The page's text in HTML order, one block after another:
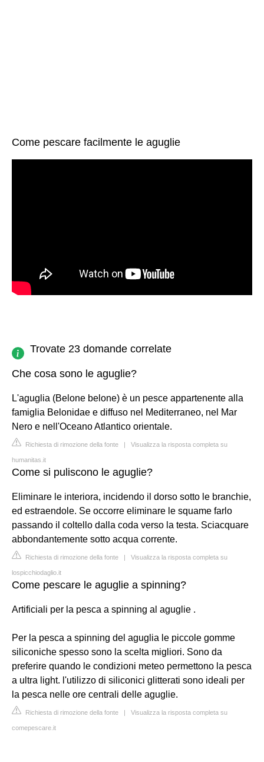
Come pescare facilmente le aguglie
Trovate 23 domande correlate
Che cosa sono le aguglie?
L'aguglia (Belone belone) è un pesce appartenente alla
famiglia Belonidae e diffuso nel Mediterraneo, nel Mar
Nero e nell'Oceano Atlantico orientale.
Richiesta di rimozione della fonte | Visualizza la risposta completa su
humanitas.it
Come si puliscono le aguglie?
Eliminare le interiora, incidendo il dorso sotto le branchie,
ed estraendole. Se occorre eliminare le squame farlo
passando il coltello dalla coda verso la testa. Sciacquare
abbondantemente sotto acqua corrente.
Richiesta di rimozione della fonte | Visualizza la risposta completa su
lospicchiodaglio.it
Come pescare le aguglie a spinning?
Artificiali per la pesca a spinning al aguglie .
Per la pesca a spinning del aguglia le piccole gomme
siliconiche spesso sono la scelta migliori. Sono da
preferire quando le condizioni meteo permettono la pesca
a ultra light. l'utilizzo di siliconici glitterati sono ideali per
la pesca nelle ore centrali delle aguglie.
Richiesta di rimozione della fonte | Visualizza la risposta completa su
comepescare.it